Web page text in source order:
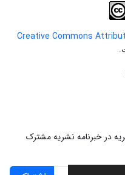
Creative Commons
در خبرنامه نشریه مشترک